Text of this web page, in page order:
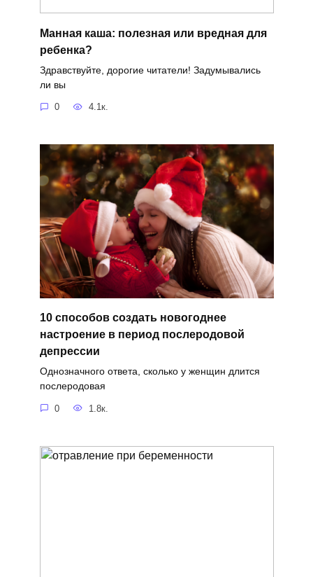
Манная каша: полезная или вредная для
ребенка?
Здравствуйте, дорогие читатели! Задумывались
ли вы
0 4.1к.
10 способов создать новогоднее
настроение в период послеродовой
депрессии
Однозначного ответа, сколько у женщин длится
послеродовая
0 1.8к.